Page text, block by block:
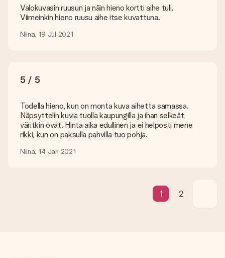
Ei ole mahdollista valita tiettyä toimituspäivää.
Toimitusaika löytyy lahjan tuotesivulta. Voit luottaa siihen,
Tällä hetkellä ei ole (vielä) mahdollista valita
toimitusvaihtoehtoa. Halutessasi tilauksen lähetetään joko
vaihtoehto tilauksesi kuuluu? Ota yhteyttä asiakaspalveluun.
Maksu
Kuinka voin maksaa tilaukseni?
Tarjoamme seuraavat maksutavat: iDeal, Paypal, luottokortti,
lasku Klarna-palvelun kautta tai manuaalinen siirto. Jos
Valokuvasin ruusun ja näin hieno kortti aihe tuli.
Viimeinkin hieno ruusu aihe itse kuvattuna.
Niina, 19 Jul 2021
5 / 5
Todella hieno, kun on monta kuva aihetta samassa.
Näpsyttelin kuvia tuolla kaupungilla ja ihan selkeät
väritkin ovat. Hinta aika edullinen ja ei helposti mene
rikki, kun on paksulla pahvilla tuo pohja.
Niina, 14 Jan 2021
1 2